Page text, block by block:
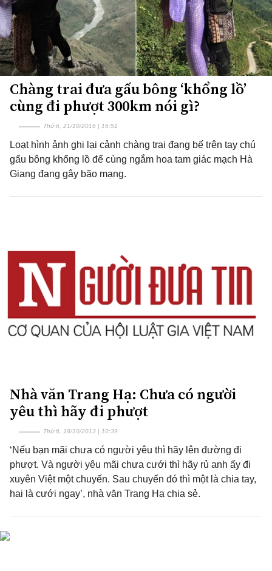
Chàng trai đưa gấu bông ‘khổng lồ’
cùng đi phượt 300km nói gì?
Thứ 6, 21/10/2016 | 16:51
Loạt hình ảnh ghi lại cảnh chàng trai đang bế trên tay chú
gấu bông khổng lồ để cùng ngắm hoa tam giác mạch Hà
Giang đang gây bão mạng.
Nhà văn Trang Hạ: Chưa có người
yêu thì hãy đi phượt
Thứ 6, 18/10/2013 | 10:39
‘Nếu bạn mãi chưa có người yêu thì hãy lên đường đi
phượt. Và người yêu mãi chưa cưới thì hãy rủ anh ấy đi
xuyên Việt một chuyến. Sau chuyến đó thì một là chia tay,
hai là cưới ngay’, nhà văn Trang Hạ chia sẻ.